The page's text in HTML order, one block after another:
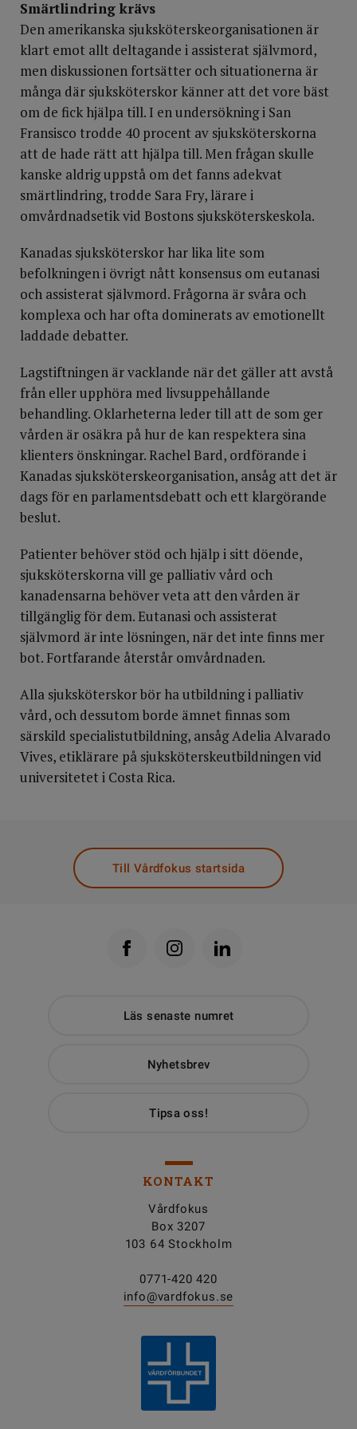
Smärtlindring krävs
Den amerikanska sjuksköterskeorganisationen är
klart emot allt deltagande i assisterat självmord,
men diskussionen fortsätter och situationerna är
många där sjuksköterskor känner att det vore bäst
om de fick hjälpa till. I en undersökning i San
Fransisco trodde 40 procent av sjuksköterskorna
att de hade rätt att hjälpa till. Men frågan skulle
kanske aldrig uppstå om det fanns adekvat
smärtlindring, trodde Sara Fry, lärare i
omvårdnadsetik vid Bostons sjuksköterskeskola.
Kanadas sjuksköterskor har lika lite som
befolkningen i övrigt nått konsensus om eutanasi
och assisterat självmord. Frågorna är svåra och
komplexa och har ofta dominerats av emotionellt
laddade debatter.
Lagstiftningen är vacklande när det gäller att avstå
från eller upphöra med livsuppehållande
behandling. Oklarheterna leder till att de som ger
vården är osäkra på hur de kan respektera sina
klienters önskningar. Rachel Bard, ordförande i
Kanadas sjuksköterskeorganisation, ansåg att det är
dags för en parlamentsdebatt och ett klargörande
beslut.
Patienter behöver stöd och hjälp i sitt döende,
sjuksköterskorna vill ge palliativ vård och
kanadensarna behöver veta att den vården är
tillgänglig för dem. Eutanasi och assisterat
självmord är inte lösningen, när det inte finns mer
bot. Fortfarande återstår omvårdnaden.
Alla sjuksköterskor bör ha utbildning i palliativ
vård, och dessutom borde ämnet finnas som
särskild specialistutbildning, ansåg Adelia Alvarado
Vives, etiklärare på sjuksköterskeutbildningen vid
universitetet i Costa Rica.
Till Vårdfokus startsida
Läs senaste numret
Nyhetsbrev
Tipsa oss!
KONTAKT
Vårdfokus
Box 3207
103 64 Stockholm
0771-420 420
info@vardfokus.se